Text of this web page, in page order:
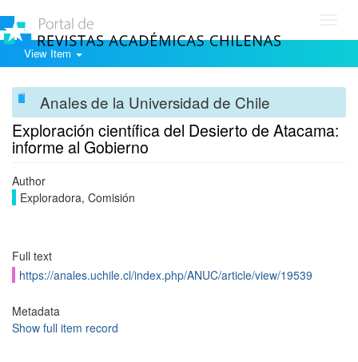
View Item
Anales de la Universidad de Chile
Exploración científica del Desierto de Atacama:
informe al Gobierno
Author
Exploradora, Comisión
Full text
https://anales.uchile.cl/index.php/ANUC/article/view/19539
Metadata
Show full item record